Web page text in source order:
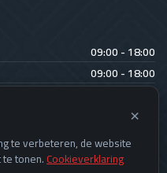
09:00 - 18:00
09:00 - 18:00
09:00 - 18:00
09:00 - 18:00
09:00 - 18:00
12:00 - 18:00
×
te verbeteren, de website
tonen.Cookieverklaring